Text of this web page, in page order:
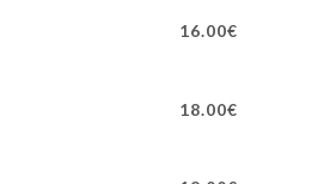
16.00€
18.00€